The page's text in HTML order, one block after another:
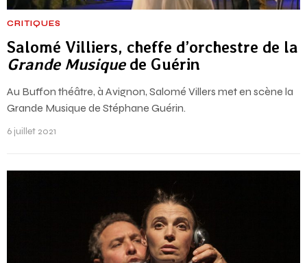
CRITIQUES
Salomé Villiers, cheffe d’orchestre de la
Grande Musiquede Guérin
Au Buffon théâtre, à Avignon, Salomé Villers met en scène la
Grande Musique de Stéphane Guérin.
6 juillet 2021